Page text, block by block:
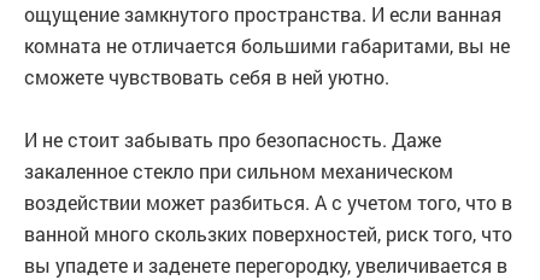
ощущение замкнутого пространства. И если ванная
комната не отличается большими габаритами, вы не
сможете чувствовать себя в ней уютно.
И не стоит забывать про безопасность. Даже
закаленное стекло при сильном механическом
воздействии может разбиться. А с учетом того, что в
ванной много скользких поверхностей, риск того, что
вы упадете и заденете перегородку, увеличивается в